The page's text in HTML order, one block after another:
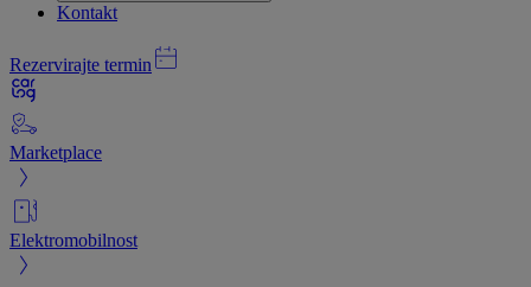
Kontakt
Rezervirajte termin
Marketplace
Elektromobilnost